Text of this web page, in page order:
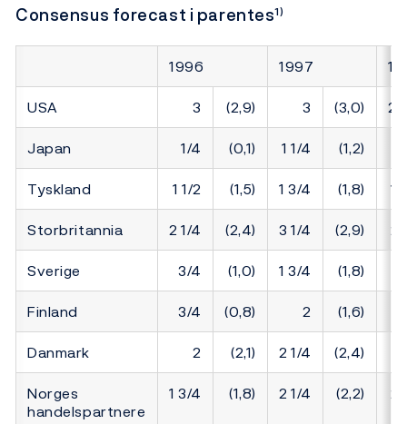
Consensus forecast i parentes1)
1996 1997
USA
3 (2,9) 3 (3,0)
2
Japan
1/4 (0,1) 1 1/4 (1,2)
Tyskland
1 1/2 (1,5) 1 3/4 (1,8)
1
Storbritannia
2 1/4 (2,4) 3 1/4 (2,9)
2
Sverige
3/4 (1,0) 1 3/4 (1,8)
Finland
3/4 (0,8) 2
(1,6)
Danmark
2 (2,1) 2 1/4
(2,4)
Norges
handelspartnere
1 3/4 (1,8) 2 1/4 (2,2) 2